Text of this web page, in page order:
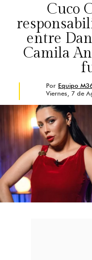
Cuco
entre
Camila
Por Equipo
Viernes, 7 de